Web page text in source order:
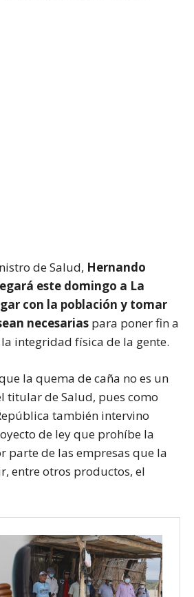
de Salud, Hernando
este domingo a La
con la población y tomar
necesarias para poner fin a
integridad física de la gente.
la quema de caña no es un
titular de Salud, pues como
también intervino
de ley que prohíbe la
parte de las empresas que la
entre otros productos, el